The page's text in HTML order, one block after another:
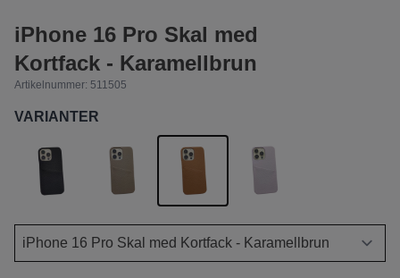
iPhone 16 Pro Skal med
Kortfack - Karamellbrun
Artikelnummer: 511505
VARIANTER